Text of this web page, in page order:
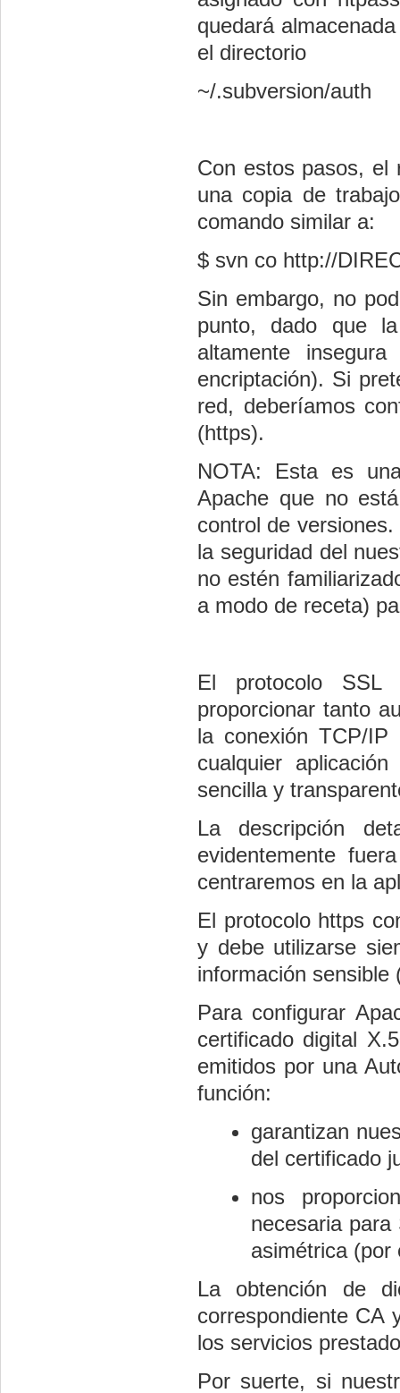
quedará
el directorio
~/.subversion/auth
Con estos pasos, el
una copia de
comando similar a:
$ svn co http://
Sin embargo, no
punto, dado que
altamente
encriptación). Si
red, deberíamos
(https).
NOTA: Esta es
Apache que no
control de
la seguridad del
no estén
a modo de receta)
El protocolo SSL
proporcionar tanto
la conexión TCP/
cualquier
sencilla y
La descripción
evidentemente
centraremos en la
El protocolo https
y debe utilizarse
información
Para configurar
certificado digital
emitidos por una
función:
garantizan
del certificado
nos
necesaria
asimétrica (por
La obtención de
correspondiente CA
los servicios
Por suerte, si